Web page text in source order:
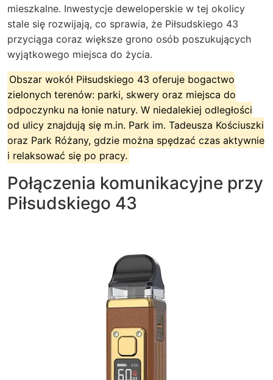
mieszkalne. Inwestycje deweloperskie w tej okolicy
stale się rozwijają, co sprawia, że Piłsudskiego 43
przyciąga coraz większe grono osób poszukujących
wyjątkowego miejsca do życia.
Obszar wokół Piłsudskiego 43 oferuje bogactwo
zielonych terenów: parki, skwery oraz miejsca do
odpoczynku na łonie natury. W niedalekiej odległości
od ulicy znajdują się m.in. Park im. Tadeusza Kościuszki
oraz Park Różany, gdzie można spędzać czas aktywnie
i relaksować się po pracy.
Połączenia komunikacyjne przy
Piłsudskiego 43